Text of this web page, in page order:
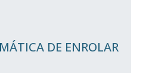
DE ENROLAR